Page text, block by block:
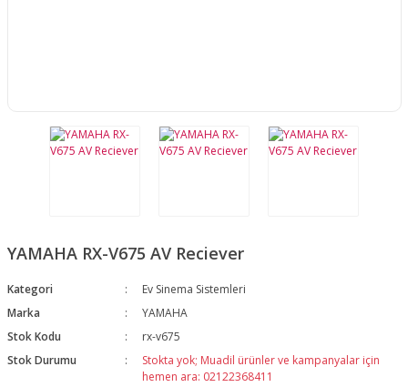
YAMAHA RX-V675 AV Reciever
Kategori
Ev Sinema Sistemleri
Marka
YAMAHA
Stok Kodu
rx-v675
Stok Durumu
Stokta yok; Muadil ürünler ve kampanyalar için
hemen ara: 02122368411